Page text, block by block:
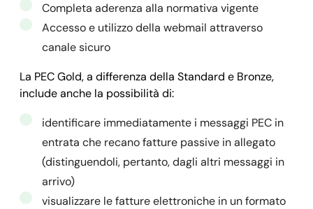
Completa aderenza alla normativa vigente
Accesso e utilizzo della webmail attraverso
canale sicuro
La PEC Gold, a differenza della Standard e Bronze,
include anche la possibilità di:
identificare immediatamente i messaggi PEC in
entrata che recano fatture passive in allegato
(distinguendoli, pertanto, dagli altri messaggi in
arrivo)
visualizzare le fatture elettroniche in un formato